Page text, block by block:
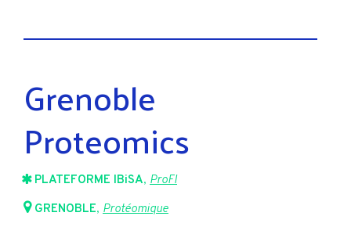
Grenoble
Proteomics
PLATEFORME IBiSA, ProFI
GRENOBLE, Protéomique